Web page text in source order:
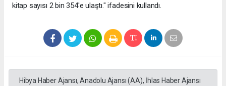
kitap sayısı 2 bin 354'e ulaştı." ifadesini kullandı.
Hibya Haber Ajansı, Anadolu Ajansı (AA), İhlas Haber Ajansı